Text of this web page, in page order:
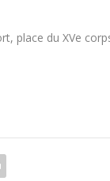
place du XVe